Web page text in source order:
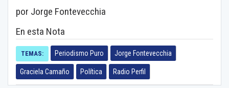
por Jorge Fontevecchia
En esta Nota
TEMAS: Periodismo Puro Jorge Fontevecchia
Graciela Camaño Política Radio Perfil